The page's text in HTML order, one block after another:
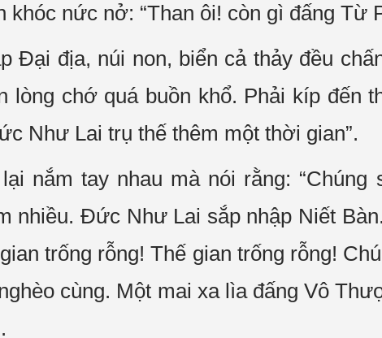
khóc nức nở: “Than ôi! còn gì đấng Từ
Đại địa, núi non, biển cả thảy đều
lòng chớ quá buồn khổ. Phải kíp đến
Như Lai trụ thế thêm một thời gian”.
nắm tay nhau mà nói rằng:
nhiều. Đức Như Lai sắp nhập Niết
trống rỗng! Thế gian trống rỗng!
cùng. Một mai xa lìa đấng Vô